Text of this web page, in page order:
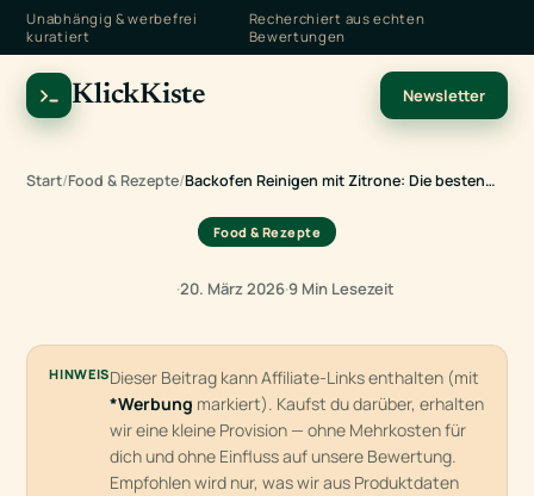
Unabhängig & werbefrei
kuratiert
Recherchiert aus echten
Bewertungen
KlickKiste Newsletter
Start/Food & Rezepte/Backofen Reinigen mit Zitrone: Die besten…
Food & Rezepte
·20. März 2026·9 Min Lesezeit
HINWEISDieser Beitrag kann Affiliate-Links enthalten (mit
*Werbung markiert). Kaufst du darüber, erhalten
wir eine kleine Provision — ohne Mehrkosten für
dich und ohne Einfluss auf unsere Bewertung.
Empfohlen wird nur, was wir aus Produktdaten